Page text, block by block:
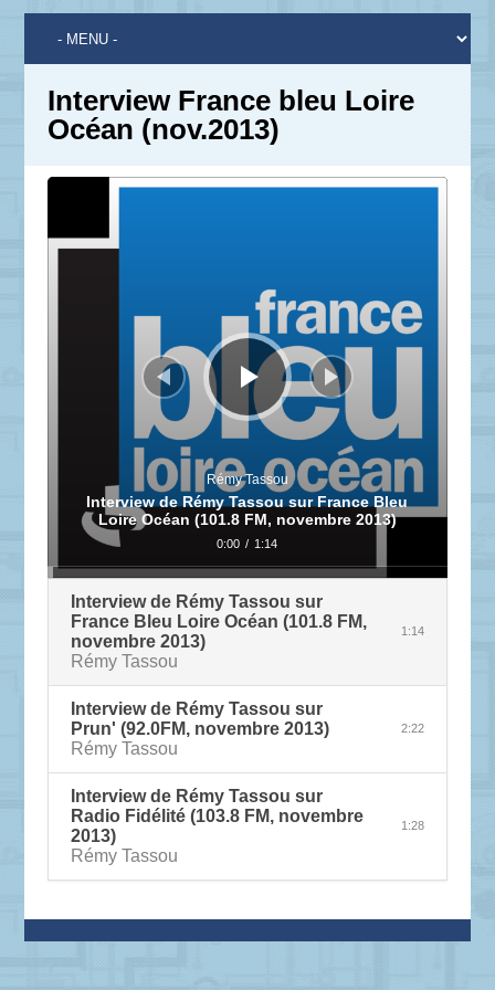
Interview France bleu Loire
Océan (nov.2013)
Lecteur
Rémy Tassou
Interview de Rémy Tassou sur France Bleu
Loire Océan (101.8 FM, novembre 2013)
0:00 / 1:14
Interview de Rémy Tassou sur
France Bleu Loire Océan (101.8 FM,
novembre 2013)
Rémy Tassou
1:14
Interview de Rémy Tassou sur
Prun' (92.0FM, novembre 2013)
Rémy Tassou
2:22
Interview de Rémy Tassou sur
Radio Fidélité (103.8 FM, novembre
2013)
Rémy Tassou
1:28